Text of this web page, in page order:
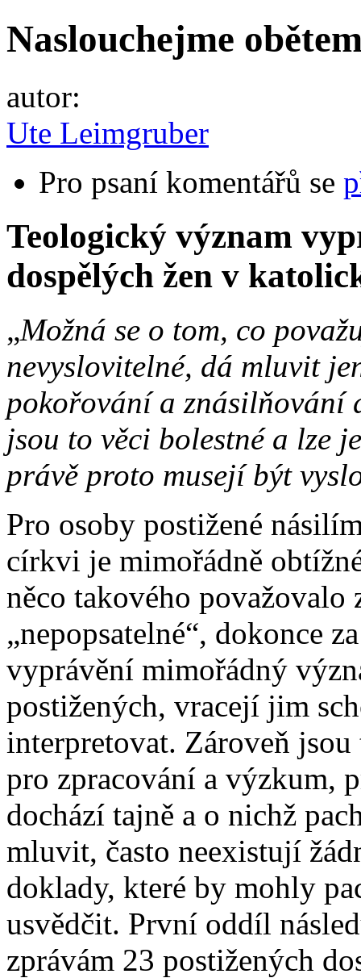
Naslouchejme
autor:
Ute Leimgruber
Pro psaní komentářů se
Teologický význam
dospělých žen v
„Možná se o tom, co
nevyslovitelné, dá mluvit
pokořování a znásilňování
jsou to věci bolestné a lze
právě proto musejí být
Pro osoby postižené
církvi je mimořádně
něco takového považovalo
„nepopsatelné“, dokonce
vyprávění mimořádný
postižených, vracejí jim
interpretovat. Zároveň
pro zpracování a výzkum,
dochází tajně a o nichž
mluvit, často neexistují
doklady, které by mohly
usvědčit. První oddíl
zprávám 23 postižených